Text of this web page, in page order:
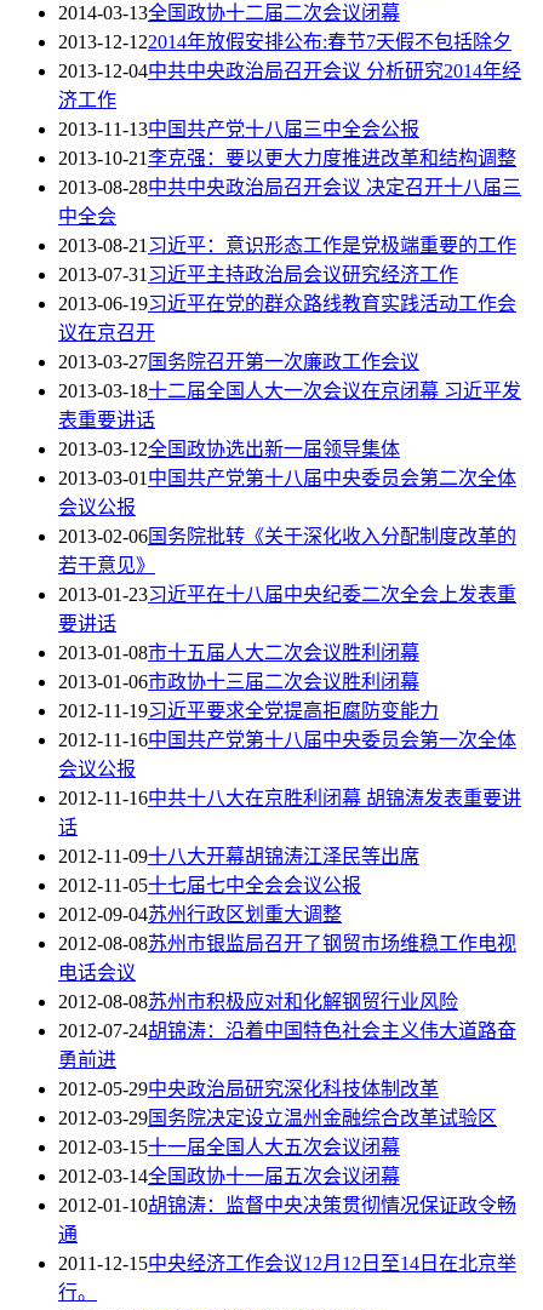
2014-03-13全国政协十二届二次会议闭幕
2013-12-122014年放假安排公布:春节7天假不包括除夕
2013-12-04中共中央政治局召开会议 分析研究2014年经
济工作
2013-11-13中国共产党十八届三中全会公报
2013-10-21李克强：要以更大力度推进改革和结构调整
2013-08-28中共中央政治局召开会议 决定召开十八届三
中全会
2013-08-21习近平：意识形态工作是党极端重要的工作
2013-07-31习近平主持政治局会议研究经济工作
2013-06-19习近平在党的群众路线教育实践活动工作会
议在京召开
2013-03-27国务院召开第一次廉政工作会议
2013-03-18十二届全国人大一次会议在京闭幕 习近平发
表重要讲话
2013-03-12全国政协选出新一届领导集体
2013-03-01中国共产党第十八届中央委员会第二次全体
会议公报
2013-02-06国务院批转《关于深化收入分配制度改革的
若干意见》
2013-01-23习近平在十八届中央纪委二次全会上发表重
要讲话
2013-01-08市十五届人大二次会议胜利闭幕
2013-01-06市政协十三届二次会议胜利闭幕
2012-11-19习近平要求全党提高拒腐防变能力
2012-11-16中国共产党第十八届中央委员会第一次全体
会议公报
2012-11-16中共十八大在京胜利闭幕 胡锦涛发表重要讲
话
2012-11-09十八大开幕胡锦涛江泽民等出席
2012-11-05十七届七中全会会议公报
2012-09-04苏州行政区划重大调整
2012-08-08苏州市银监局召开了钢贸市场维稳工作电视
电话会议
2012-08-08苏州市积极应对和化解钢贸行业风险
2012-07-24胡锦涛：沿着中国特色社会主义伟大道路奋
勇前进
2012-05-29中央政治局研究深化科技体制改革
2012-03-29国务院决定设立温州金融综合改革试验区
2012-03-15十一届全国人大五次会议闭幕
2012-03-14全国政协十一届五次会议闭幕
2012-01-10胡锦涛：监督中央决策贯彻情况保证政令畅
通
2011-12-15中央经济工作会议12月12日至14日在北京举
行。